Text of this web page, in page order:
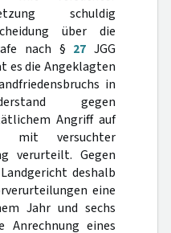
schuldig
über die
nach § 27 JGG
es die Angeklagten
in
gegen
Angriff auf
mit versuchter
verurteilt. Gegen
deshalb
eine
Jahr und sechs
Anrechnung eines